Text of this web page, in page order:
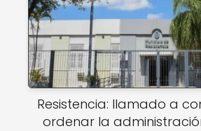
Resistencia: llamado a
ordenar la